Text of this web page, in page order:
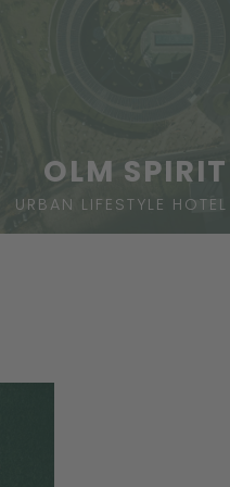
OLM SPIRIT
URBAN LIFESTYLE HOTEL